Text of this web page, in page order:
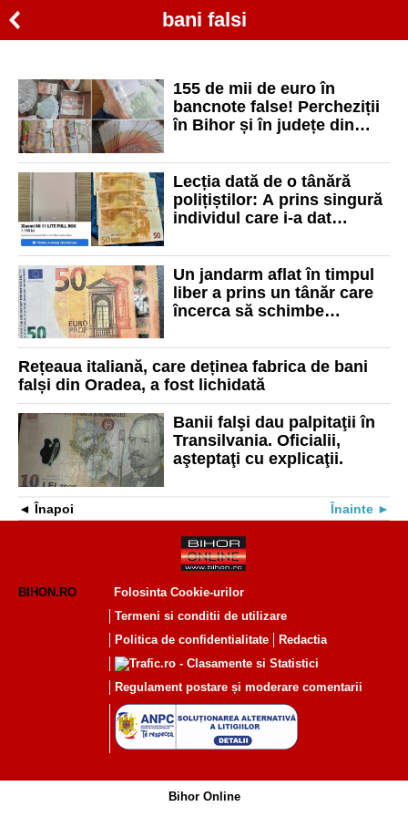
bani falsi
155 de mii de euro în
bancnote false! Percheziții
în Bihor și în județe din
Lecția dată de o tânără
polițiștilor: A prins singură
individul care i-a dat
vânzării unui telefon
Un jandarm aflat în timpul
liber a prins un tânăr care
încerca să schimbe
Rețeaua italiană, care deținea fabrica de bani
falși din Oradea, a fost lichidată
Banii falşi dau palpitaţii în
Transilvania. Oficialii,
aşteptaţi cu explicaţii.
Înapoi Înainte
BIHON.RO
Folosinta Cookie-urilor
Termeni si conditii de utilizare
Politica de confidentialitate
Redactia
Regulament postare și moderare comentarii
Bihor Online